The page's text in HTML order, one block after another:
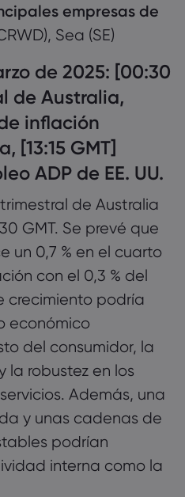
empresas de
Sea (SE)
de 2025: [00:30
de Australia,
inflación
[13:15 GMT]
ADP de EE. UU.
de Australia
GMT. Se prevé que
un 0,7 % en el cuarto
con el 0,3 % del
crecimiento podría
económico
del consumidor, la
la robustez en los
Además, una
y unas cadenas de
podrían
interna como la